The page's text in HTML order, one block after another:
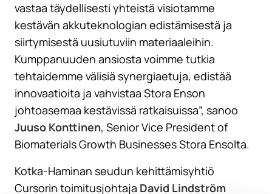
vastaa täydellisesti yhteistä visiotamme
kestävän akkuteknologian edistämisestä ja
siirtymisestä uusiutuviin materiaaleihin.
Kumppanuuden ansiosta voimme tutkia
tehtaidemme välisiä synergiaetuja, edistää
innovaatioita ja vahvistaa Stora Enson
johtoasemaa kestävissä ratkaisuissa”, sanoo
Juuso Konttinen, Senior Vice President of
Biomaterials Growth Businesses Stora Ensolta.
Kotka-Haminan seudun kehittämisyhtiö
Cursorin toimitusjohtaja David Lindström